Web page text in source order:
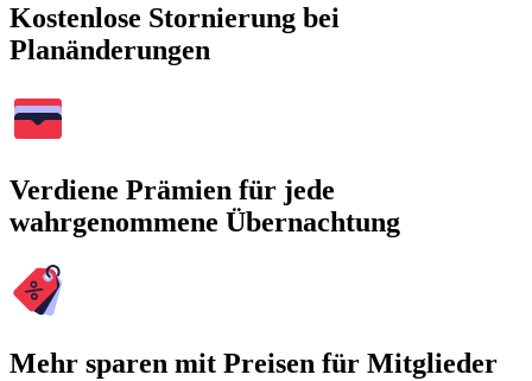
Kostenlose Stornierung bei
Planänderungen
Verdiene Prämien für jede
wahrgenommene Übernachtung
Mehr sparen mit Preisen für Mitglieder